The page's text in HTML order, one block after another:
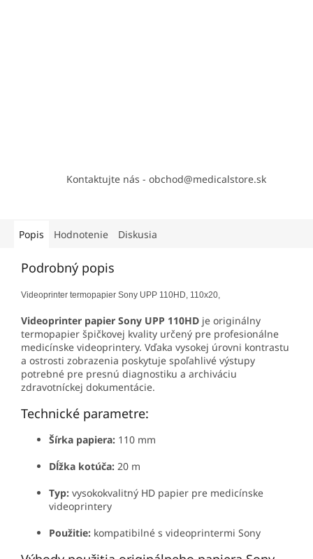
Kontaktujte nás - obchod@medicalstore.sk
Popis Hodnotenie Diskusia
Podrobný popis
Videoprinter termopapier Sony UPP 110HD, 110x20,
Videoprinter papier Sony UPP 110HD je originálny
termopapier špičkovej kvality určený pre profesionálne
medicínske videoprintery. Vďaka vysokej úrovni kontrastu
a ostrosti zobrazenia poskytuje spoľahlivé výstupy
potrebné pre presnú diagnostiku a archiváciu
zdravotníckej dokumentácie.
Technické parametre:
Šírka papiera: 110 mm
Dĺžka kotúča: 20 m
Typ: vysokokvalitný HD papier pre medicínske
videoprintery
Použitie: kompatibilné s videoprintermi Sony